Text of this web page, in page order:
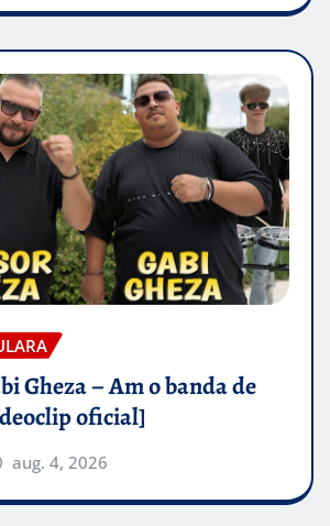
Gheza – Am o banda de
oficial]
aug. 4, 2026